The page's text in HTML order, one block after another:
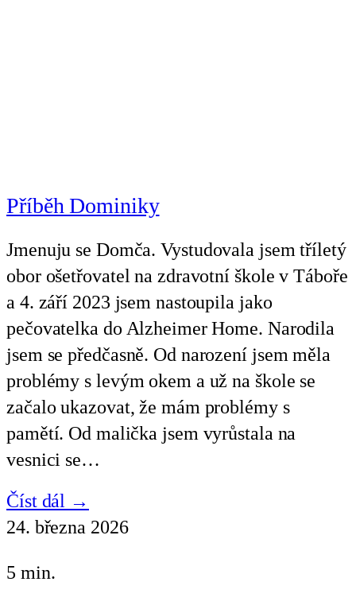
Příběh Dominiky
Jmenuju se Domča. Vystudovala jsem tříletý
obor ošetřovatel na zdravotní škole v Táboře
a 4. září 2023 jsem nastoupila jako
pečovatelka do Alzheimer Home. Narodila
jsem se předčasně. Od narození jsem měla
problémy s levým okem a už na škole se
začalo ukazovat, že mám problémy s
pamětí. Od malička jsem vyrůstala na
vesnici se…
Číst dál →
24. března 2026
5 min.